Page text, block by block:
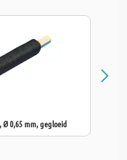
0,65 mm, gegloeid